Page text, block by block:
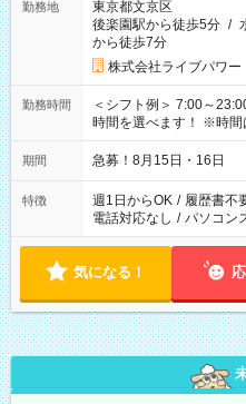
勤務地
東京都文京区
後楽園駅から徒歩5分 /
から徒歩7分
株式会社ライブパワー
勤務時間
＜シフト例＞ 7:00～23:00 13:30～
時間を選べます！ ※時間
期間 急募！8月15日・16日
特徴 週1日からOK / 履歴書不
電話対応なし / パソコン
気になる！